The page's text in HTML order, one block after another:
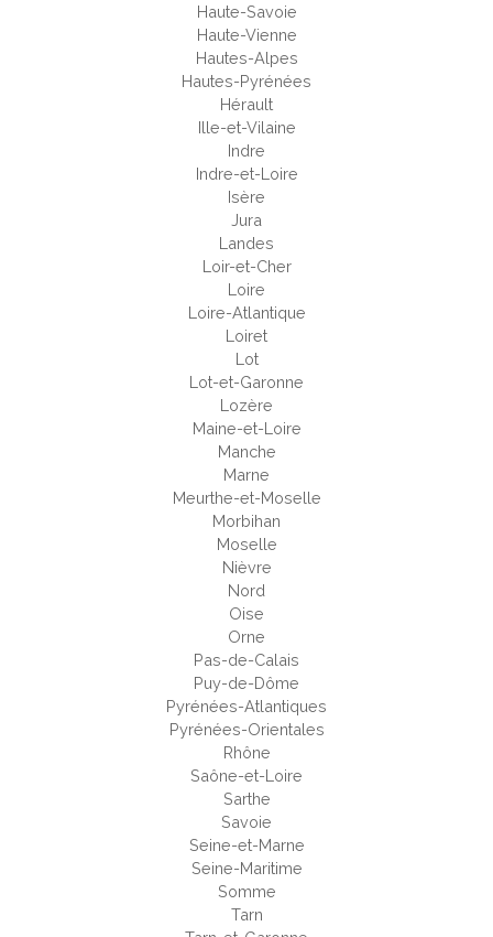
Haute-Savoie
Haute-Vienne
Hautes-Alpes
Hautes-Pyrénées
Hérault
Ille-et-Vilaine
Indre
Indre-et-Loire
Isère
Jura
Landes
Loir-et-Cher
Loire
Loire-Atlantique
Loiret
Lot
Lot-et-Garonne
Lozère
Maine-et-Loire
Manche
Marne
Meurthe-et-Moselle
Morbihan
Moselle
Nièvre
Nord
Oise
Orne
Pas-de-Calais
Puy-de-Dôme
Pyrénées-Atlantiques
Pyrénées-Orientales
Rhône
Saône-et-Loire
Sarthe
Savoie
Seine-et-Marne
Seine-Maritime
Somme
Tarn